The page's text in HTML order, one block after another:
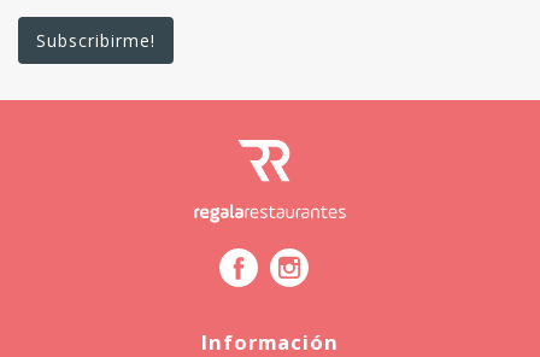
Información